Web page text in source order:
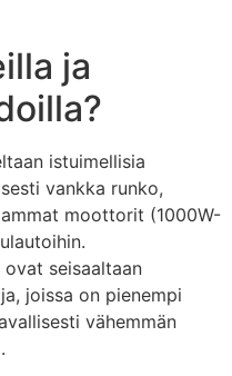
ja
istuimellisia
vankka runko,
moottorit (1000W-
ovat seisaaltaan
joissa on pienempi
vähemmän